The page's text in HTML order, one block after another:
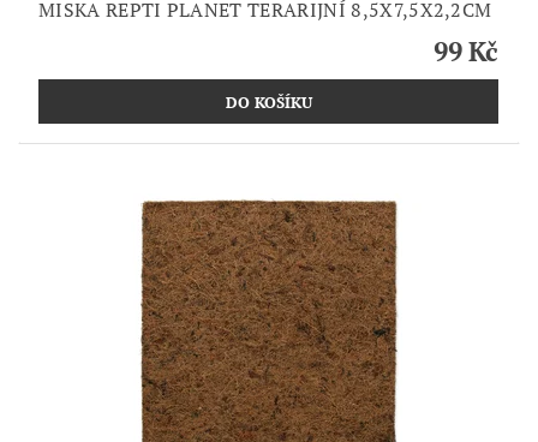
MISKA REPTI PLANET TERARIJNÍ 8,5X7,5X2,2CM
99 Kč